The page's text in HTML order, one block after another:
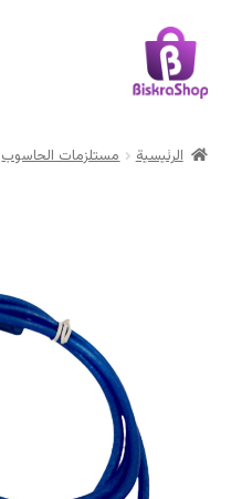
Skip
to
navigation
Skip
to
content
الرئيسية مستلزمات الحاسوب